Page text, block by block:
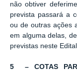
não obtiver
prevista passará a
ou de outras ações
em alguma delas,
previstas neste
5 – COTAS